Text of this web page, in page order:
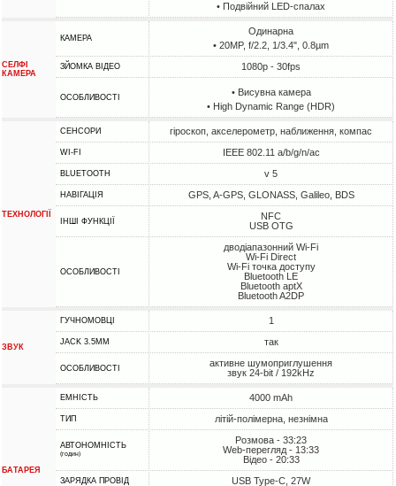
• Подвійний LED-спалах
СЕЛФІ
КАМЕРА
КАМЕРА
Одинарна
• 20MP, f/2.2, 1/3.4", 0.8µm
ЗЙОМКА ВІДЕО 1080p - 30fps
ОСОБЛИВОСТІ
• Висувна камера
• High Dynamic Range (HDR)
ТЕХНОЛОГІЇ
СЕНСОРИ гіроскоп, акселерометр, наближення, компас
WI-FI IEEE 802.11 a/b/g/n/ac
BLUETOOTH v 5
НАВІГАЦІЯ GPS, A-GPS, GLONASS, Galileo, BDS
ІНШІ ФУНКЦІЇ
NFC
USB OTG
ОСОБЛИВОСТІ
дводіапазонний Wi-Fi
Wi-Fi Direct
Wi-Fi точка доступу
Bluetooth LE
Bluetooth aptX
Bluetooth A2DP
ЗВУК
ГУЧНОМОВЦІ 1
JACK 3.5MM так
ОСОБЛИВОСТІ
активне шумоприглушення
звук 24-bit / 192kHz
БАТАРЕЯ
ЕМНІСТЬ 4000 mAh
ТИП літій-полімерна, незнімна
АВТОНОМНІСТЬ
(годин)
Розмова - 33:23
Web-перегляд - 13:33
Відео - 20:33
ЗАРЯДКА ПРОВІД USB Type-C, 27W